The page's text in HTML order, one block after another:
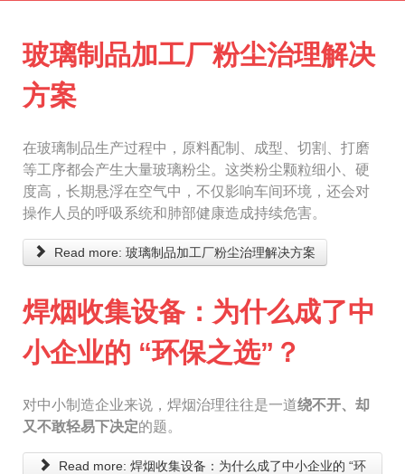
玻璃制品加工厂粉尘治理解决
方案
在玻璃制品生产过程中，原料配制、成型、切割、打磨
等工序都会产生大量玻璃粉尘。这类粉尘颗粒细小、硬
度高，长期悬浮在空气中，不仅影响车间环境，还会对
操作人员的呼吸系统和肺部健康造成持续危害。
Read more: 玻璃制品加工厂粉尘治理解决方案
焊烟收集设备：为什么成了中
小企业的 “环保之选”？
对中小制造企业来说，焊烟治理往往是一道绕不开、却
又不敢轻易下决定的题。
Read more: 焊烟收集设备：为什么成了中小企业的 “环